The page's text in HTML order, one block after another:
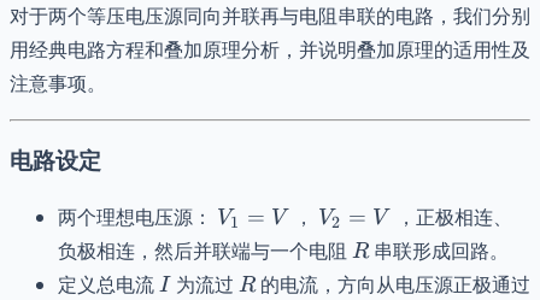
对于两个等压电压源同向并联再与电阻串联的电路，我们分别
用经典电路方程和叠加原理分析，并说明叠加原理的适用性及
注意事项。
电路设定
两个理想电压源： V_1
= V
V1 = V ， V_2
= V
V2 = V
，正极相连、
负极相连，然后并联端与一个电阻 R
R串联形成回路。
定义总电流 I
I为流过 R
R的电流，方向从电压源正极通过